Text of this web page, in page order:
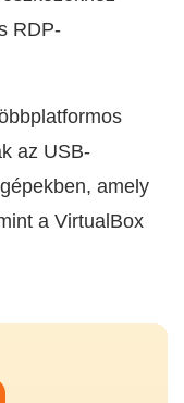
RDP-
az USB-
amely
a VirtualBox